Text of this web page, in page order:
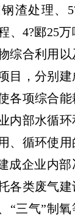
渣处理、
、4?郾25
综合利用
目，分别建
各项综合
内部水循
、循环使
成企业内
各类废气
“三气”制